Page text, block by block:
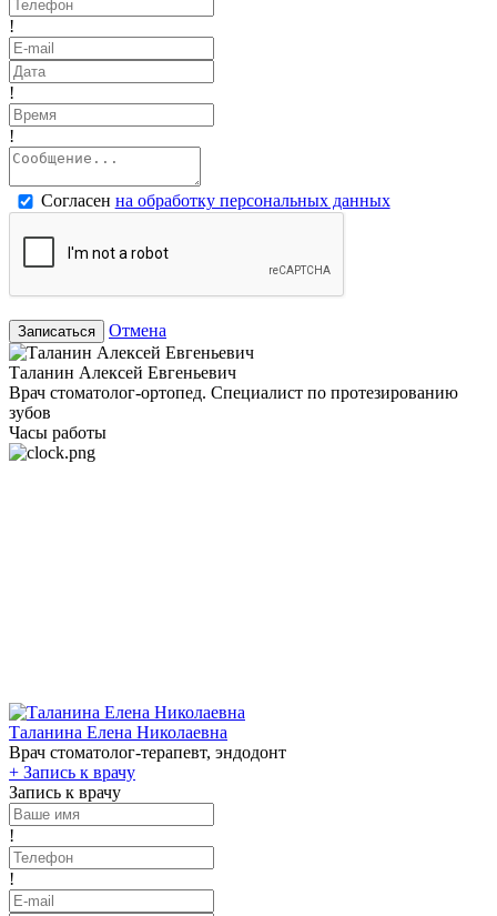
!
!
!
Согласен на обработку персональных данных
Записаться Отмена
Таланин Алексей Евгеньевич
Врач стоматолог-ортопед. Специалист по протезированию
зубов
Часы работы
Таланина Елена Николаевна
Врач стоматолог-терапевт, эндодонт
+ Запись к врачу
Запись к врачу
!
!